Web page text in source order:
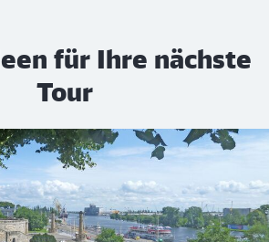
für Ihre nächste
Tour